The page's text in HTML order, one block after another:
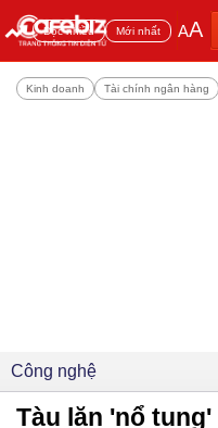
Đọc nhiều Mới nhất AA
Kinh doanh Tài chính ngân hàng
Công nghệ
Tàu lặn 'nổ